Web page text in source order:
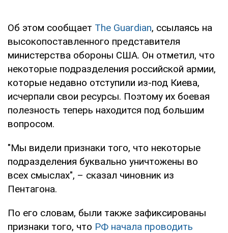
Об этом сообщает The Guardian, ссылаясь на
высокопоставленного представителя
министерства обороны США. Он отметил, что
некоторые подразделения российской армии,
которые недавно отступили из-под Киева,
исчерпали свои ресурсы. Поэтому их боевая
полезность теперь находится под большим
вопросом.
"Мы видели признаки того, что некоторые
подразделения буквально уничтожены во
всех смыслах", – сказал чиновник из
Пентагона.
По его словам, были также зафиксированы
признаки того, что РФ начала проводить